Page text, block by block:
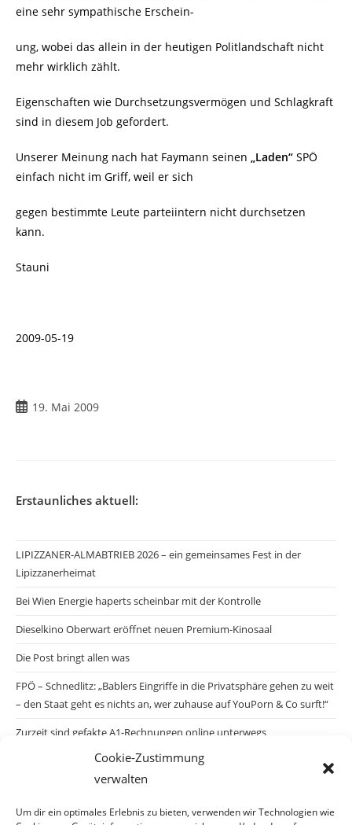
Cookie-Zustimmung
verwalten
Um dir ein optimales Erlebnis zu bieten, verwenden wir Technologien wie
eine sehr sympathische Erschein-
ung, wobei das allein in der heutigen Politlandschaft nicht
mehr wirklich zählt.
Eigenschaften wie Durchsetzungsvermögen und Schlagkraft
sind in diesem Job gefordert.
Unserer Meinung nach hat Faymann seinen „Laden“ SPÖ
einfach nicht im Griff, weil er sich
gegen bestimmte Leute parteiintern nicht durchsetzen
kann.
Stauni
2009-05-19
Beitrag19. Mai 2009
Erstaunliches aktuell:
LIPIZZANER-ALMABTRIEB 2026 – ein gemeinsames Fest in der
Lipizzanerheimat
Bei Wien Energie haperts scheinbar mit der Kontrolle
Dieselkino Oberwart eröffnet neuen Premium-Kinosaal
Die Post bringt allen was
FPÖ – Schnedlitz: „Bablers Eingriffe in die Privatsphäre gehen zu weit
– den Staat geht es nichts an, wer zuhause auf YouPorn & Co surft!“
Zurzeit sind gefakte A1-Rechnungen online unterwegs
Salzburgs Juden und ihre Sicherheit: „Erst nach einem Anschlag wäre
die Gefahr endlich konkret!“
Biologisches Wunder in Ceuta